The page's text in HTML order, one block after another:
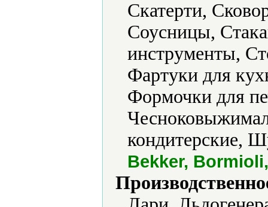
Скатерти,
Соусницы,
инструменты,
Фартуки для
Формочки для
кондитерские,
Bekker,